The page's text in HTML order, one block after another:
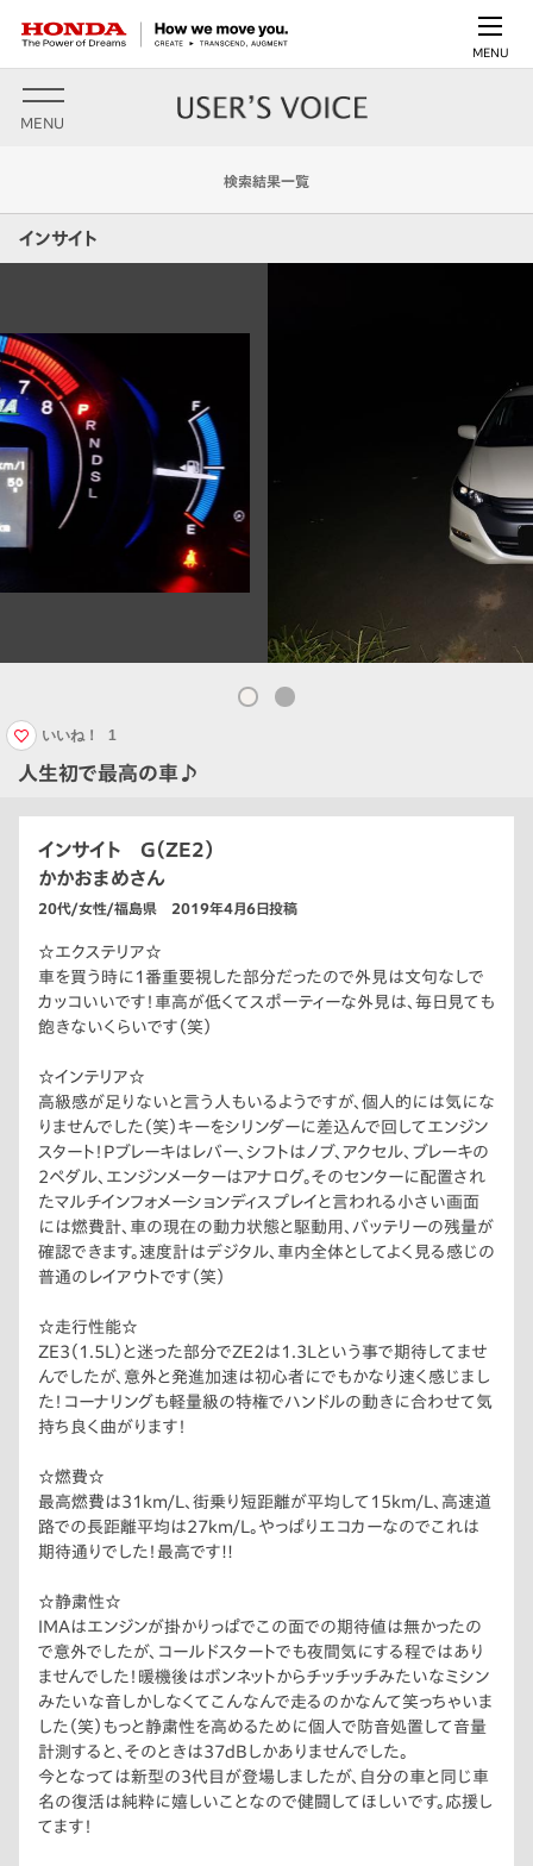
MENU
MENU
検索結果一覧
インサイト
人生初で最高の車♪
いいね！ 1
インサイト G（ZE2）
かかおまめさん
20代/女性/福島県 2019年4月6日投稿
☆エクステリア☆
車を買う時に1番重要視した部分だったので外見は文句なしで
カッコいいです！車高が低くてスポーティーな外見は、毎日見ても
飽きないくらいです（笑）
☆インテリア☆
高級感が足りないと言う人もいるようですが、個人的には気にな
りませんでした（笑）キーをシリンダーに差込んで回してエンジン
スタート！Pブレーキはレバー、シフトはノブ、アクセル、ブレーキの
2ペダル、エンジンメーターはアナログ。そのセンターに配置され
たマルチインフォメーションディスプレイと言われる小さい画面
には燃費計、車の現在の動力状態と駆動用、バッテリーの残量が
確認できます。速度計はデジタル、車内全体としてよく見る感じの
普通のレイアウトです（笑）
☆走行性能☆
ZE3（1.5L）と迷った部分でZE2は1.3Lという事で期待してませ
んでしたが、意外と発進加速は初心者にでもかなり速く感じまし
た！コーナリングも軽量級の特権でハンドルの動きに合わせて気
持ち良く曲がります！
☆燃費☆
最高燃費は31km/L、街乗り短距離が平均して15km/L、高速道
路での長距離平均は27km/L。やっぱりエコカーなのでこれは
期待通りでした！最高です!!
☆静粛性☆
IMAはエンジンが掛かりっぱでこの面での期待値は無かったの
で意外でしたが、コールドスタートでも夜間気にする程ではあり
ませんでした！暖機後はボンネットからチッチッチみたいなミシン
みたいな音しかしなくてこんなんで走るのかなんて笑っちゃいま
した（笑）もっと静粛性を高めるために個人で防音処置して音量
計測すると、そのときは37dBしかありませんでした。
今となっては新型の3代目が登場しましたが、自分の車と同じ車
名の復活は純粋に嬉しいことなので健闘してほしいです。応援し
てます！